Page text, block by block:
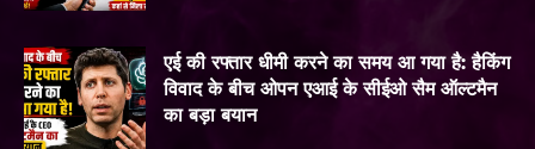
एई की रफ्तार धीमी करने का समय आ गया है: हैकिंग
विवाद के बीच ओपन एआई के सीईओ सैम ऑल्टमैन
का बड़ा बयान